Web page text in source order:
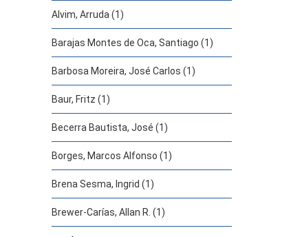
Alvim, Arruda (1)
Barajas Montes de Oca, Santiago (1)
Barbosa Moreira, José Carlos (1)
Baur, Fritz (1)
Becerra Bautista, José (1)
Borges, Marcos Alfonso (1)
Brena Sesma, Ingrid (1)
Brewer-Carías, Allan R. (1)